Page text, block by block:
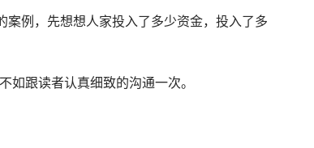
例，先想想人家投入了多少资金，投入了多
跟读者认真细致的沟通一次。